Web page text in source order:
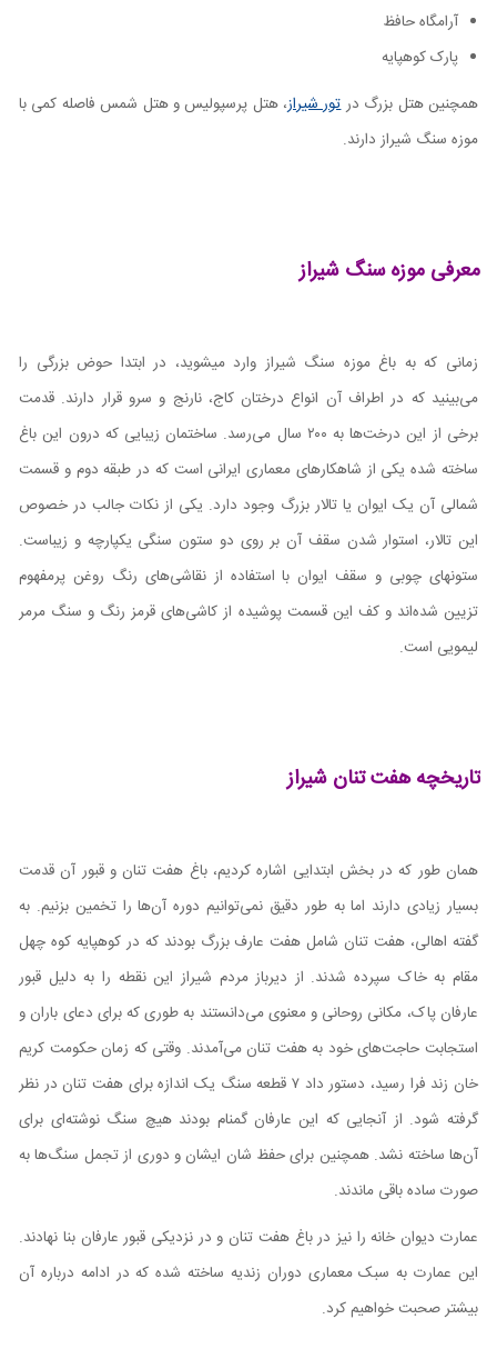
آرامگاه حافظ
پارک کوهپایه
همچنین هتل بزرگ درتور شیراز، هتل پرسپولیس و هتل شمس فاصله کمی با
موزه سنگ شیراز دارند.
معرفی موزه سنگ شیراز
زمانی که به باغ موزه سنگ شیراز وارد میشوید، در ابتدا حوض بزرگی را
می‌بینید که در اطراف آن انواع درختان کاج، نارنج و سرو قرار دارند. قدمت
برخی از این درخت‌ها به ۲۰۰ سال می‌رسد. ساختمان زیبایی که درون این باغ
ساخته شده یکی از شاهکارهای معماری ایرانی است که در طبقه دوم و قسمت
شمالی آن یک ایوان یا تالار بزرگ وجود دارد. یکی از نکات جالب در خصوص
این تالار، استوار شدن سقف آن بر روی دو ستون سنگی یکپارچه و زیباست.
ستونهای چوبی و سقف ایوان با استفاده از نقاشی‌های رنگ روغن پرمفهوم
تزیین شده‌اند و کف این قسمت پوشیده از کاشی‌های قرمز رنگ و سنگ مرمر
لیمویی است.
تاریخچه هفت تنان شیراز
همان‌ طور که در بخش ابتدایی اشاره کردیم، باغ هفت تنان و قبور آن قدمت
بسیار زیادی دارند اما به طور دقیق نمی‌توانیم دوره آن‌ها را تخمین بزنیم. به
گفته اهالی، هفت تنان شامل هفت عارف بزرگ بودند که در کوهپایه کوه چهل
مقام به خاک سپرده شدند. از دیرباز مردم شیراز این نقطه را به دلیل قبور
عارفان پاک، مکانی روحانی و معنوی می‌دانستند به طوری که برای دعای باران و
استجابت حاجت‌های خود به هفت تنان می‌آمدند. وقتی که زمان حکومت کریم
خان زند فرا رسید، دستور داد ۷ قطعه سنگ یک اندازه برای هفت تنان در نظر
گرفته شود. از آنجایی که این عارفان گمنام بودند هیچ سنگ نوشته‌ای برای
آن‌ها ساخته نشد. همچنین برای حفظ شان ایشان و دوری از تجمل سنگ‌ها به
صورت ساده باقی ماندند.
عمارت دیوان خانه را نیز در باغ هفت تنان و در نزدیکی قبور عارفان بنا نهادند.
این عمارت به سبک معماری دوران زندیه ساخته شده که در ادامه درباره آن
بیشتر صحبت خواهیم کرد.